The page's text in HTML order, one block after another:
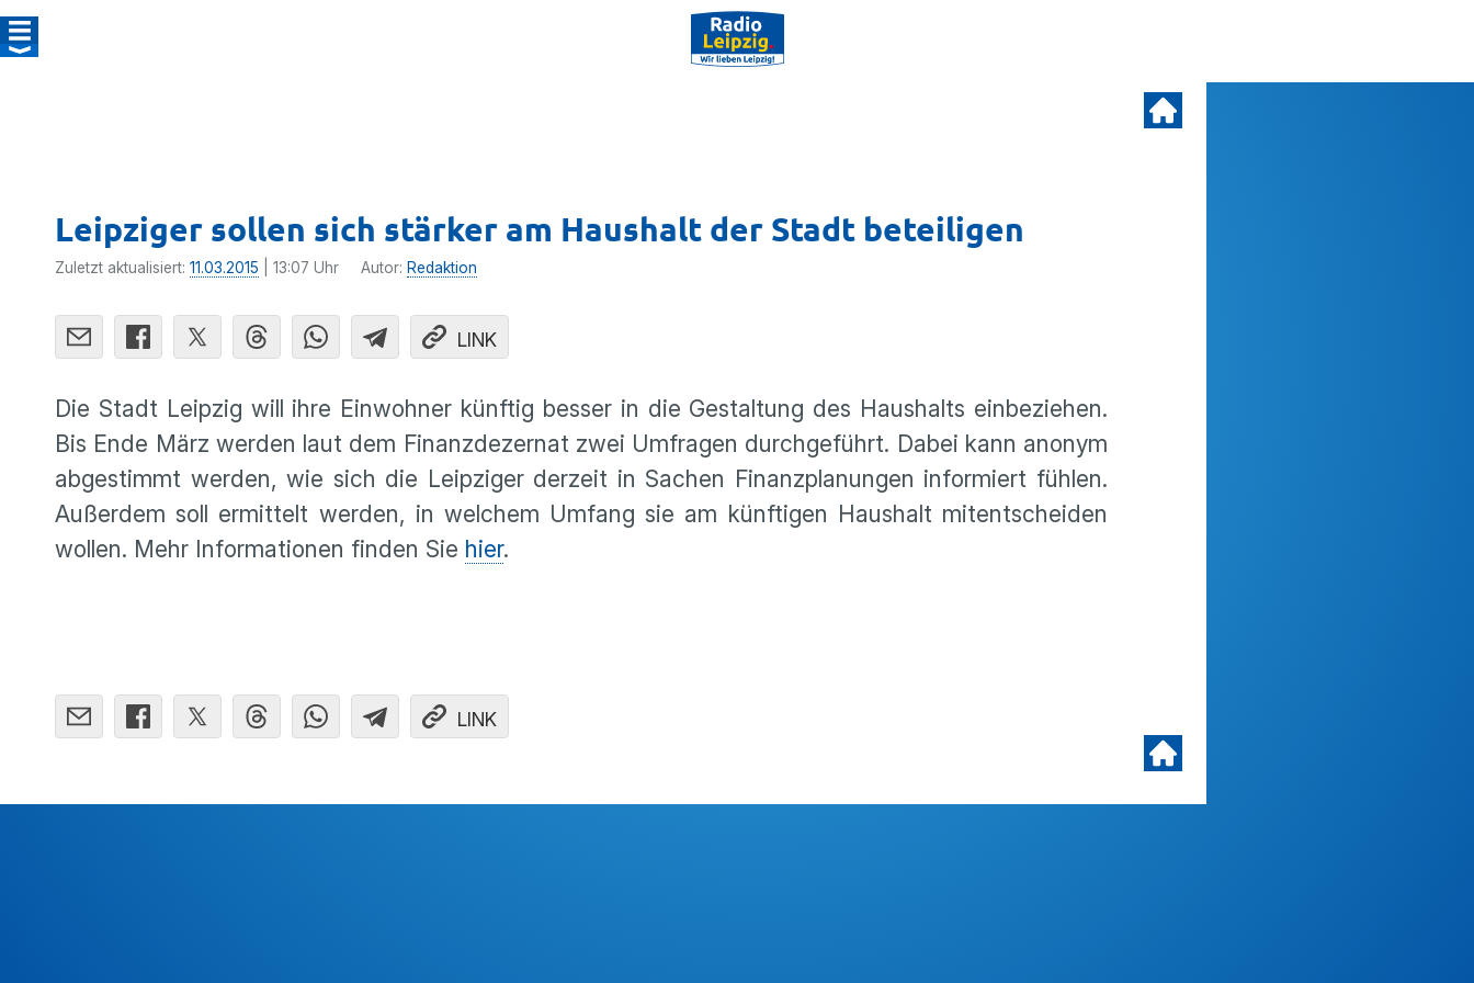
Leipziger sollen sich stärker am Haushalt der Stadt beteiligen
Zuletzt aktualisiert: 11.03.2015 | 13:07 Uhr Autor: Redaktion
LINK
Die Stadt Leipzig will ihre Einwohner künftig besser in die Gestal­tung des Haushalts einbe­ziehen.
Bis Ende März werden laut dem Finanz­de­zernat zwei Umfragen durch­ge­führt. Dabei kann anonym
abgestimmt werden, wie sich die Leipziger derzeit in Sachen Finanz­pla­nungen infor­miert fühlen.
Außerdem soll ermit­telt werden, in welchem Umfang sie am künftigen Haushalt mitent­scheiden
wollen. Mehr Infor­ma­tionen finden Sie hier.
LINK